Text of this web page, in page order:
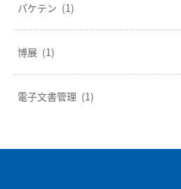
パケテン (1)
博展 (1)
電子文書管理 (1)